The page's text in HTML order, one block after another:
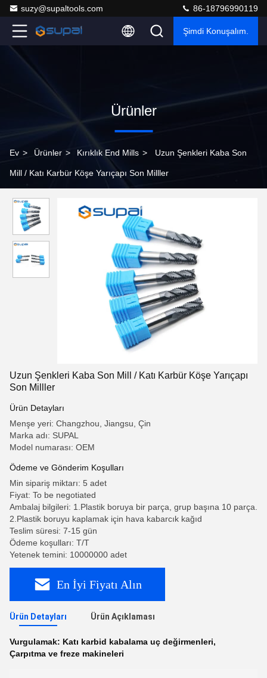
suzy@supaltools.com 86-18796990119
Şimdi Konuşalım.
Ürünler
Ev > Ürünler > Kırıklık End Mills > Uzun Şenkleri Kaba Son
Mill / Katı Karbür Köşe Yarıçapı Son Milller
Uzun Şenkleri Kaba Son Mill / Katı Karbür Köşe Yarıçapı
Son Milller
Ürün Detayları
Menşe yeri: Changzhou, Jiangsu, Çin
Marka adı: SUPAL
Model numarası: OEM
Ödeme ve Gönderim Koşulları
Min sipariş miktarı: 5 adet
Fiyat: To be negotiated
Ambalaj bilgileri: 1.Plastik boruya bir parça, grup başına 10 parça.
2.Plastik boruyu kaplamak için hava kabarcık kağıd
Teslim süresi: 7-15 gün
Ödeme koşulları: T/T
Yetenek temini: 10000000 adet
En İyi Fiyatı Alın
Ürün Detayları Ürün Açıklaması
Vurgulamak: Katı karbid kabalama uç değirmenleri,
Çarpıtma ve freze makineleri